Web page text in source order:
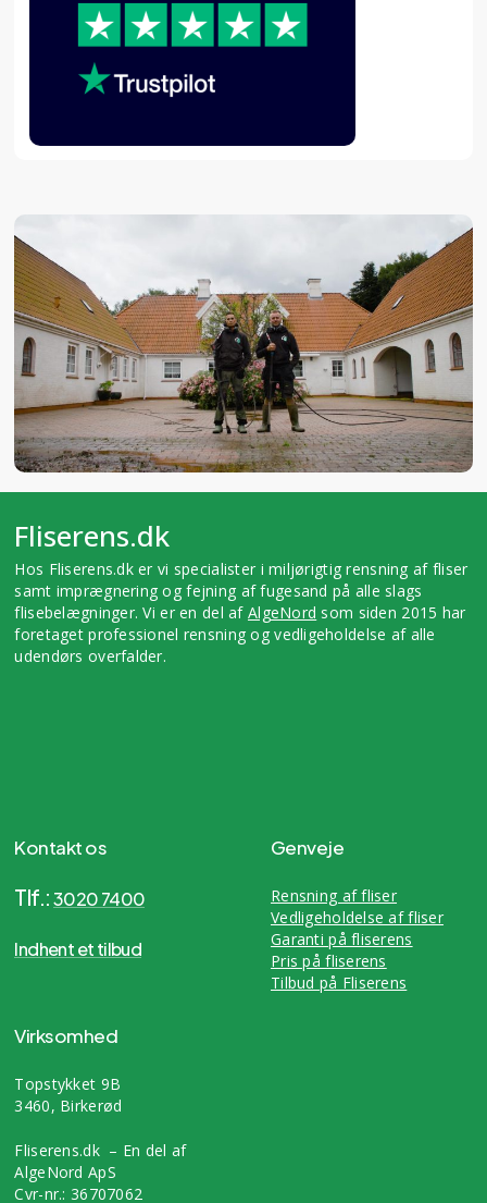
Fliserens.dk
Hos Fliserens.dk er vi specialister i miljørigtig rensning af fliser
samt imprægnering og fejning af fugesand på alle slags
flisebelægninger. Vi er en del af AlgeNord som siden 2015 har
foretaget professionel rensning og vedligeholdelse af alle
udendørs overfalder.
Kontakt os
Tlf.:3020 7400
Indhent et tilbud
Genveje
Rensning af fliser
Vedligeholdelse af fliser
Garanti på fliserens
Pris på fliserens
Tilbud på Fliserens
Virksomhed
Topstykket 9B
3460, Birkerød
Fliserens.dk – En del af
AlgeNord ApS
Cvr-nr.: 36707062